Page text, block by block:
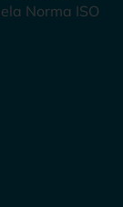
Norma ISO